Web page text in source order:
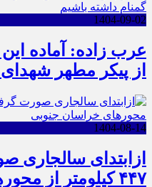
1404-09-02
عرب زاده: آماده
از پیکر مطهر
1404-08-14
ازابتدای
۴۴۷ کیلومتر از محورهای خراسان جنوبی